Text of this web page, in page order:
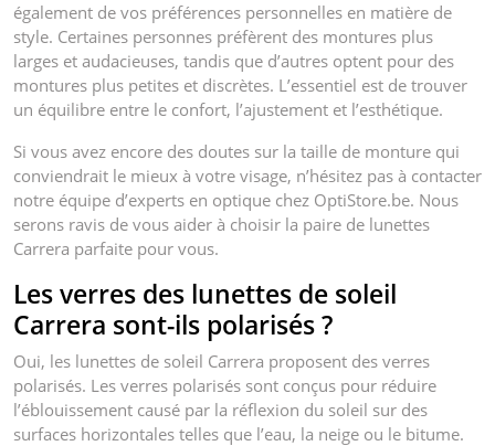
également de vos préférences personnelles en matière de
style. Certaines personnes préfèrent des montures plus
larges et audacieuses, tandis que d’autres optent pour des
montures plus petites et discrètes. L’essentiel est de trouver
un équilibre entre le confort, l’ajustement et l’esthétique.
Si vous avez encore des doutes sur la taille de monture qui
conviendrait le mieux à votre visage, n’hésitez pas à contacter
notre équipe d’experts en optique chez OptiStore.be. Nous
serons ravis de vous aider à choisir la paire de lunettes
Carrera parfaite pour vous.
Les verres des lunettes de soleil
Carrera sont-ils polarisés ?
Oui, les lunettes de soleil Carrera proposent des verres
polarisés. Les verres polarisés sont conçus pour réduire
l’éblouissement causé par la réflexion du soleil sur des
surfaces horizontales telles que l’eau, la neige ou le bitume.